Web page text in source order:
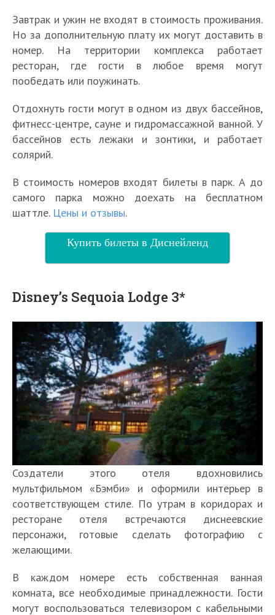
Завтрак и ужин не входят в стоимость проживания.
Но за дополнительную плату их могут доставить в
номер. На территории комплекса работает
ресторан, где гости в любое время могут
пообедать или поужинать.
Отдохнуть гости могут в одном из двух бассейнов,
фитнесс-центре, сауне и гидромассажной ванной. У
бассейнов есть лежаки и зонтики, и работает
солярий.
В стоимость номеров входят билеты в парк. А до
самого парка можно доехать на бесплатном
шаттле. Цены и отзывы.
Купить билеты в Диснейленд
Disney’s Sequoia Lodge 3*
Создатели этого отеля вдохновились
мультфильмом «Бэмби» и оформили интерьер в
соответствующем стиле. По утрам в коридорах и
ресторане отеля встречаются диснеевские
персонажи, готовые сделать фотографию с
желающими.
В каждом номере есть собственная ванная
комната, все необходимые принадлежности. Гости
могут воспользоваться телевизором с кабельными